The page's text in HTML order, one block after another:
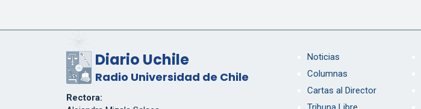
Diario Uchile
Radio Universidad de Chile
Rectora:
Noticias
Columnas
Cartas al Director